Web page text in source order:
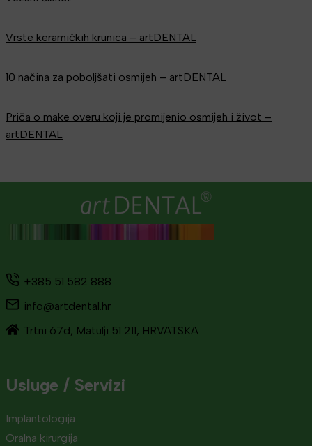
Vrste keramičkih krunica – artDENTAL
10 načina za poboljšati osmijeh – artDENTAL
Priča o make overu koji je promijenio osmijeh i život –
artDENTAL
+385 51 582 888
info@artdental.hr
Trtni 67d, Matulji 51 211, HRVATSKA
Usluge / Servizi
Implantologija
Oralna kirurgija